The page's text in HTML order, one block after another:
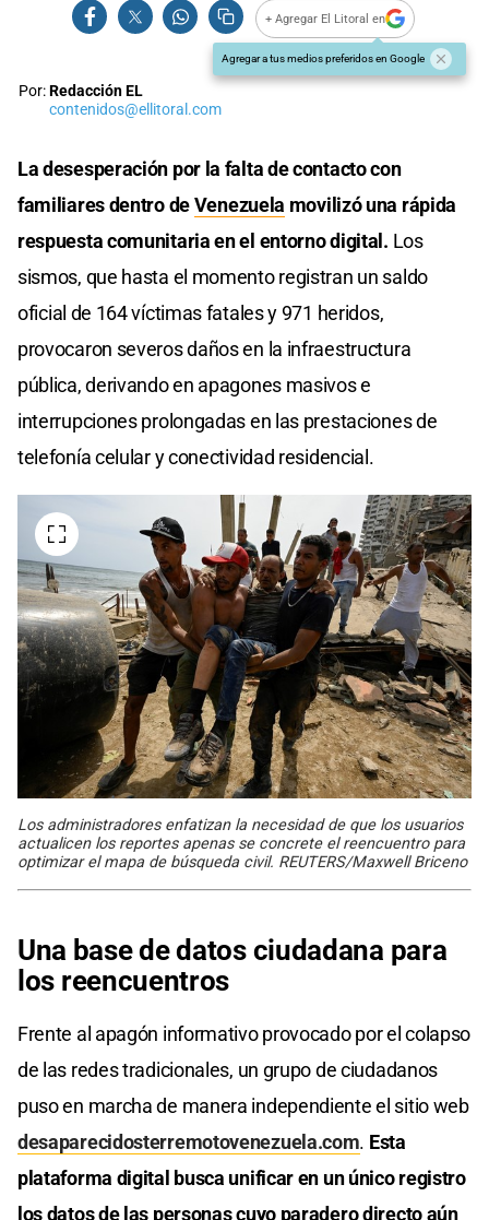
+ Agregar El Litoral en
Agregar a tus medios preferidos en Google
Por:Redacción EL
contenidos@ellitoral.com
La desesperación por la falta de contacto con
familiares dentro deVenezuela movilizó una rápida
respuesta comunitaria en el entorno digital. Los
sismos, que hasta el momento registran un saldo
oficial de 164 víctimas fatales y 971 heridos,
provocaron severos daños en la infraestructura
pública, derivando en apagones masivos e
interrupciones prolongadas en las prestaciones de
telefonía celular y conectividad residencial.
Los administradores enfatizan la necesidad de que los usuarios
actualicen los reportes apenas se concrete el reencuentro para
optimizar el mapa de búsqueda civil. REUTERS/Maxwell Briceno
Una base de datos ciudadana para
los reencuentros
Frente al apagón informativo provocado por el colapso
de las redes tradicionales, un grupo de ciudadanos
puso en marcha de manera independiente el sitio web
desaparecidosterremotovenezuela.com. Esta
plataforma digital busca unificar en un único registro
los datos de las personas cuyo paradero directo aún